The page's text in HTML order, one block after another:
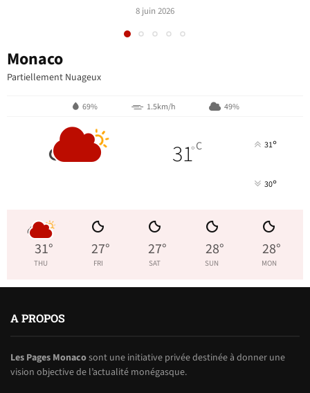
8 juin 2026
Monaco
Partiellement Nuageux
69% 1.5km/h 49%
31°C 31°
30°
31°
THU
27°
FRI
27°
SAT
28°
SUN
28°
MON
A PROPOS
Les Pages Monacosont une initiative privée destinée à donner une
vision objective de l’actualité monégasque.